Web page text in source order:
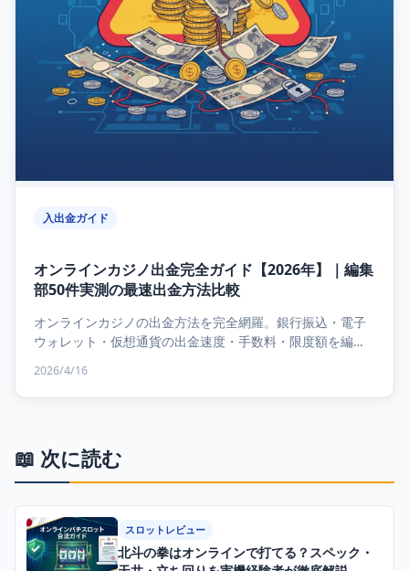
入出金ガイド
オンラインカジノ出金完全ガイド【2026年】｜編集
部50件実測の最速出金方法比較
オンラインカジノの出金方法を完全網羅。銀行振込・電子
ウォレット・仮想通貨の出金速度・手数料・限度額を編集
の...
2026/4/16
📖 次に読む
スロットレビュー
北斗の拳はオンラインで打てる？スペック・